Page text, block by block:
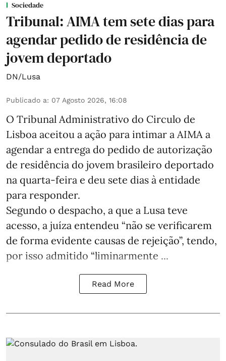
Sociedade
Tribunal: AIMA tem sete dias para
agendar pedido de residência de
jovem deportado
DN/Lusa
Publicado a: 07 Agosto 2026, 16:08
O Tribunal Administrativo do Circulo de
Lisboa aceitou a ação para intimar a AIMA a
agendar a entrega do pedido de autorização
de residência do jovem brasileiro deportado
na quarta-feira e deu sete dias à entidade
para responder.
Segundo o despacho, a que a Lusa teve
acesso, a juíza entendeu “não se verificarem
de forma evidente causas de rejeição”, tendo,
por isso admitido “liminarmente ...
Read More